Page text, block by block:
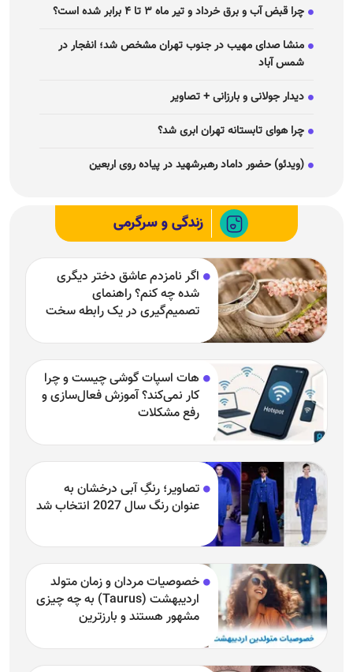
چرا قبض آب و برق خرداد و تیر ماه ۳ تا ۴ برابر شده است؟
منشا صدای مهیب در جنوب تهران مشخص شد؛ انفجار در
شمس آباد
دیدار جولانی و بارزانی + تصاویر
چرا هوای تابستانه تهران ابری شد؟
(ویدئو) حضور داماد رهبرشهید در پیاده روی اربعین
زندگی و سرگرمی
اگر نامزدم عاشق دختر دیگری
شده چه کنم؟ راهنمای
تصمیم‌گیری در یک رابطه سخت
هات اسپات گوشی چیست و چرا
کار نمی‌کند؟ آموزش فعال‌سازی و
رفع مشکلات
تصاویر؛ رنگِ آبی درخشان به
عنوان رنگ سال 2027 انتخاب شد
خصوصیات مردان و زمان متولد
اردیبهشت (Taurus) به چه چیزی
مشهور هستند و بارزترین